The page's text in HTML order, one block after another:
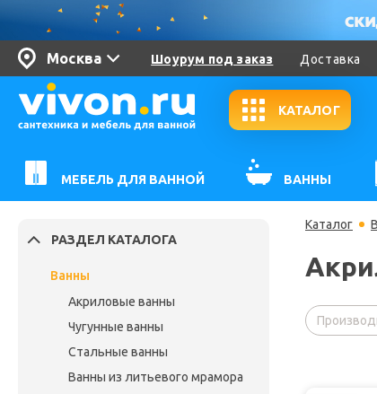
Москва Шоурум под заказ Доставка
КАТАЛОГ
МЕБЕЛЬ ДЛЯ ВАННОЙ ВАННЫ
РАЗДЕЛ КАТАЛОГА
Ванны
Акриловые ванны
Чугунные ванны
Стальные ванны
Ванны из литьевого мрамора
Каталог